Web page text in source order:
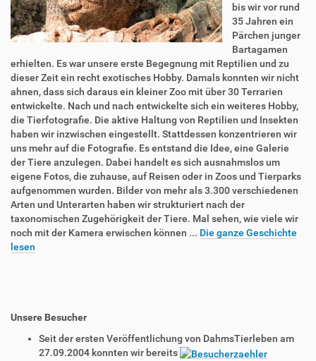
bis wir vor rund
35 Jahren ein
Pärchen junger
Bartagamen
erhielten. Es war unsere erste Begegnung mit Reptilien und zu
dieser Zeit ein recht exotisches Hobby. Damals konnten wir nicht
ahnen, dass sich daraus ein kleiner Zoo mit über 30 Terrarien
entwickelte. Nach und nach entwickelte sich ein weiteres Hobby,
die Tierfotografie. Die aktive Haltung von Reptilien und Insekten
haben wir inzwischen eingestellt. Stattdessen konzentrieren wir
uns mehr auf die Fotografie. Es entstand die Idee, eine Galerie
der Tiere anzulegen. Dabei handelt es sich ausnahmslos um
eigene Fotos, die zuhause, auf Reisen oder in Zoos und Tierparks
aufgenommen wurden. Bilder von mehr als 3.300 verschiedenen
Arten und Unterarten haben wir strukturiert nach der
taxonomischen Zugehörigkeit der Tiere. Mal sehen, wie viele wir
noch mit der Kamera erwischen können ... Die ganze Geschichte
lesen
Unsere Besucher
Seit der ersten Veröffentlichung von DahmsTierleben am
27.09.2004 konnten wir bereits